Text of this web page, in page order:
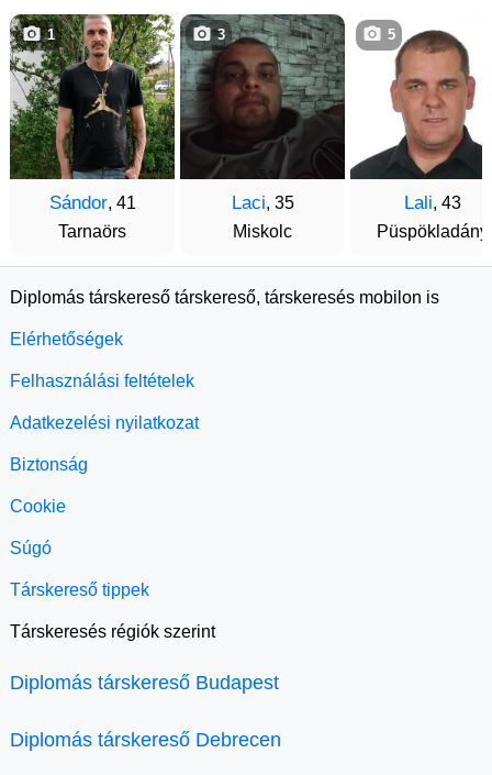
Sándor, 41
Tarnaörs
1
Laci, 35
Miskolc
3
Lali, 43
Püspökladány
5
Diplomás társkereső társkereső, társkeresés mobilon is
Elérhetőségek
Felhasználási feltételek
Adatkezelési nyilatkozat
Biztonság
Cookie
Súgó
Társkereső tippek
Társkeresés régiók szerint
Diplomás társkereső Budapest
Diplomás társkereső Debrecen